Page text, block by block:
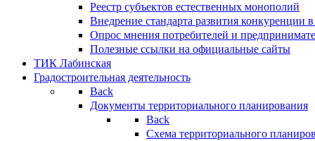
Реестр субъектов естественных монополий
Внедрение стандарта развития конкуренции
Опрос мнения потребителей и
Полезные ссылки на официальные сайты
ТИК Лабинская
Градостроительная деятельность
Back
Документы территориального планирования
Back
Схема территориального